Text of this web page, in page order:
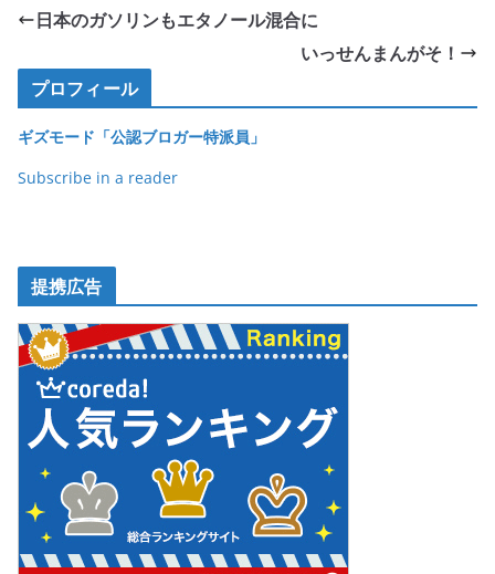
e
o
o
k
er et
日本のガソリンもエタノール混合に
いっせんまんがそ！
プロフィール
ギズモード「公認ブロガー特派員」
Subscribe in a reader
提携広告